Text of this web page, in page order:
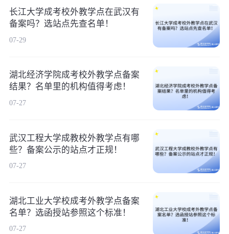
长江大学成考校外教学点在武汉有
备案吗？选站点先查名单！
07-29
湖北经济学院成考校外教学点备案
结果？名单里的机构值得考虑！
07-27
武汉工程大学成教校外教学点有哪
些？备案公示的站点才正规！
07-27
湖北工业大学校成考外教学点备案
名单？选函授站参照这个标准！
07-27